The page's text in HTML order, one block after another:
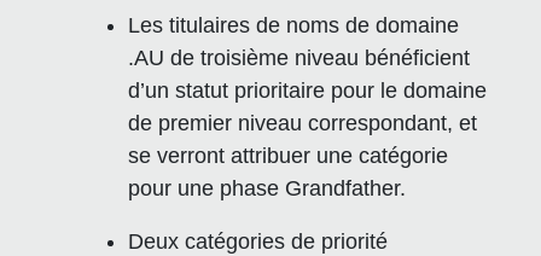
Les titulaires de noms de domaine
.AU de troisième niveau bénéficient
d’un statut prioritaire pour le domaine
de premier niveau correspondant, et
se verront attribuer une catégorie
pour une phase Grandfather.
Deux catégories de priorité